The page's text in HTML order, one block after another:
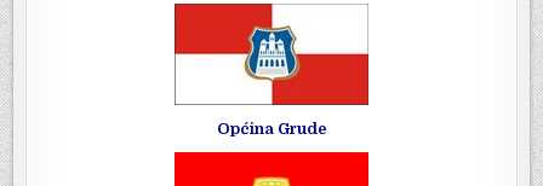
Općina Grude